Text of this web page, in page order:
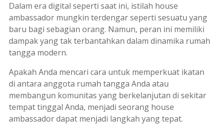
Dalam era digital seperti saat ini, istilah house
ambassadormungkin terdengar seperti sesuatu yang
baru bagi sebagian orang. Namun, peran ini memiliki
dampak yang tak terbantahkan dalam dinamika rumah
tangga modern.
Apakah Anda mencari cara untuk memperkuat ikatan
di antara anggota rumah tangga Anda atau
membangun komunitas yang berkelanjutan di sekitar
tempat tinggal Anda, menjadi seorang house
ambassadordapat menjadi langkah yang tepat.